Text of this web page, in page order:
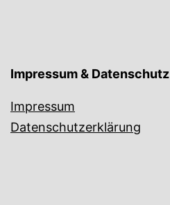
Impressum & Datenschutz
Impressum
Datenschutzerklärung